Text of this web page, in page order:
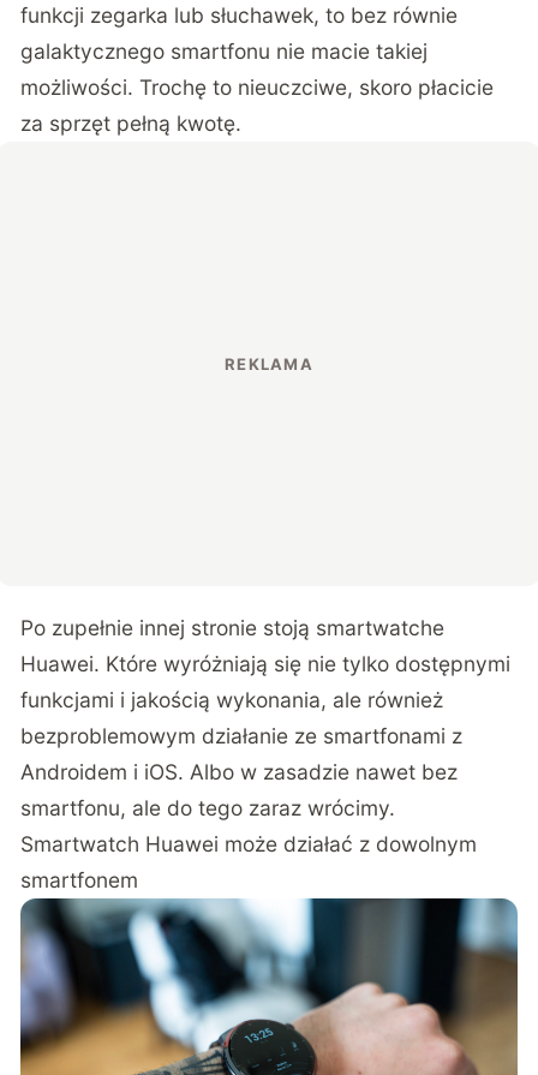
funkcji zegarka lub słuchawek, to bez równie
galaktycznego smartfonu nie macie takiej
możliwości. Trochę to nieuczciwe, skoro płacicie
za sprzęt pełną kwotę.
Po zupełnie innej stronie stoją smartwatche
Huawei. Które wyróżniają się nie tylko dostępnymi
funkcjami i jakością wykonania, ale również
bezproblemowym działanie ze smartfonami z
Androidem i iOS. Albo w zasadzie nawet bez
smartfonu, ale do tego zaraz wrócimy.
Smartwatch Huawei może działać z dowolnym
smartfonem